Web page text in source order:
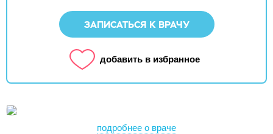
ЗАПИСАТЬСЯ К ВРАЧУ
добавить в избранное
подробнее о враче